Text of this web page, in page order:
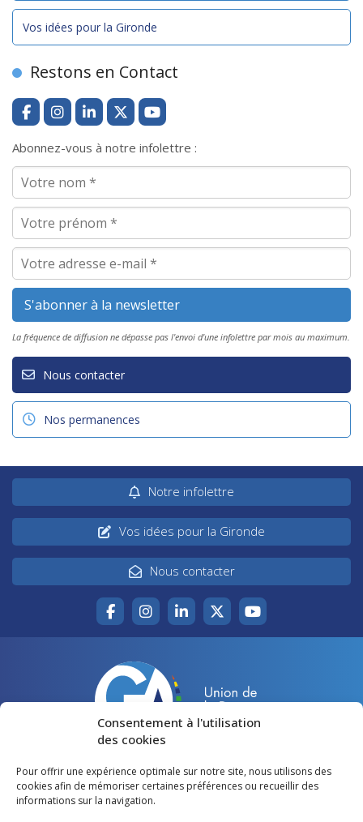
Consentement à l'utilisation
des cookies
Pour offrir une expérience optimale sur notre site, nous utilisons des
cookies afin de mémoriser certaines préférences ou recueillir des
informations sur la navigation.
Vos idées pour la Gironde
Restons en Contact
Abonnez-vous à notre infolettre :
La fréquence de diffusion ne dépasse pas l'envoi d'une infolettre par mois au maximum.
Nous contacter
Nos permanences
Notre infolettre
Vos idées pour la Gironde
Nous contacter
Accueil
Votre canton
Agir pour la Gironde